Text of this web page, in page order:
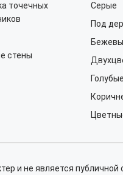
точечных
стены
Серые
Под
Голубые
и не является